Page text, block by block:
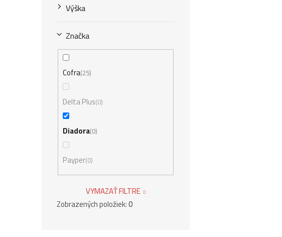
Výška
Značka
Cofra 25
Delta Plus 0
Diadora 0
Payper 0
VYMAZAŤ FILTRE
Zobrazených položiek:0